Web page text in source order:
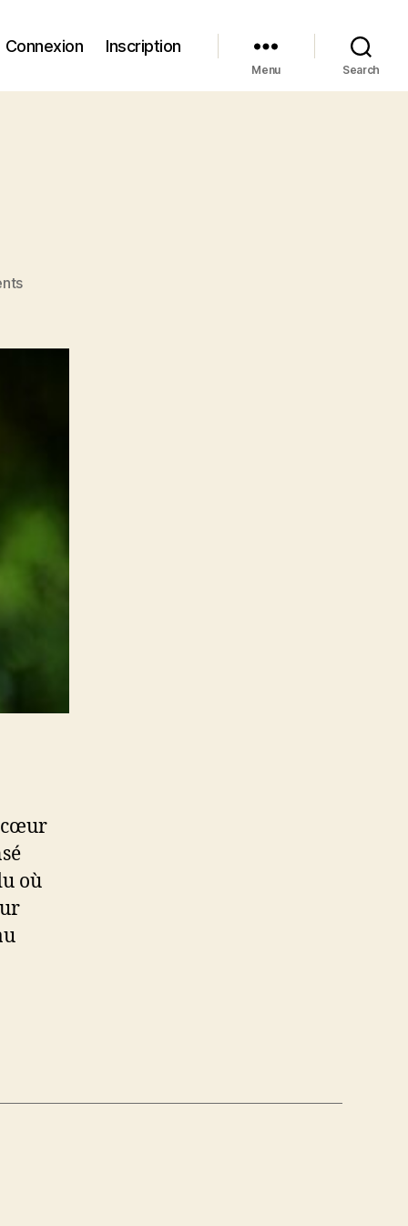
Connexion Inscription
Menu Search
on
soleil
cœur
où